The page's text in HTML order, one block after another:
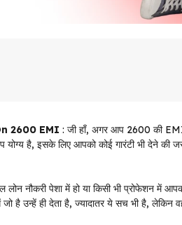
2600 EMI : जी हाँ, अगर आप 2600 की
है, इसके लिए आपको कोई गारंटी भी देने
नौकरी पेशा में हो या किसी भी प्रोफेशन में
है उन्हें ही देता है, ज्यादातर ये सच भी है,